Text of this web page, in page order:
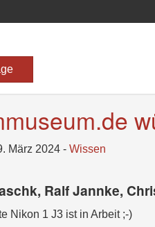
März 2024 - Wissen
Ralf Jannke,
Nikon 1 J3 ist in Arbeit ;-)